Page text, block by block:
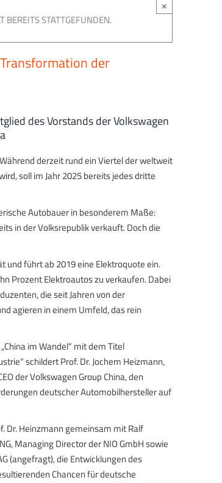
×
BEREITS STATTGEFUNDEN.
der
des Vorstands der Volkswagen
derzeit rund ein Viertel der weltweit
soll im Jahr 2025 bereits jedes dritte
Autobauer in besonderem Maße:
in der Volksrepublik verkauft. Doch die
und führt ab 2019 eine Elektroquote ein.
Prozent Elektroautos zu verkaufen. Dabei
die seit Jahren von der
agieren in einem Umfeld, das rein
im Wandel“ mit dem Titel
schildert Prof. Dr. Jochem Heizmann,
der Volkswagen Group China, den
deutscher Automobilhersteller auf
Dr. Heinzmann gemeinsam mit Ralf
Managing Director der NIO GmbH sowie
(angefragt), die Entwicklungen des
Chancen für deutsche